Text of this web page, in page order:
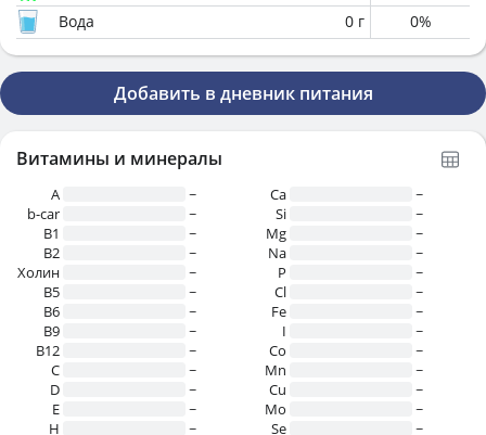
Вода
0 г 0%
Добавить в дневник питания
Витамины и минералы
A
~
b-car
~
В1
~
B2
~
Холин
~
B5
~
B6
~
B9
~
B12
~
C
~
D
~
E
~
H
~
Ca
~
Si
~
Mg
~
Na
~
P
~
Cl
~
Fe
~
I
~
Co
~
Mn
~
Cu
~
Mo
~
Se
~